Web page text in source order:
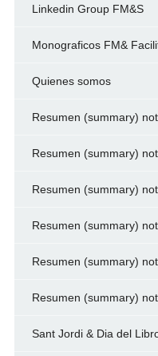
Linkedin Group FM&S
Monograficos FM&
Quienes somos
Resumen (summary)
Resumen (summary)
Resumen (summary)
Resumen (summary)
Resumen (summary)
Resumen (summary)
Sant Jordi & Dia del